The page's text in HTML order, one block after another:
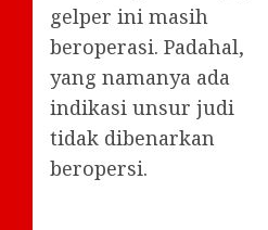
gelper ini masih
beroperasi. Padahal,
yang namanya ada
indikasi unsur judi
tidak dibenarkan
beropersi.